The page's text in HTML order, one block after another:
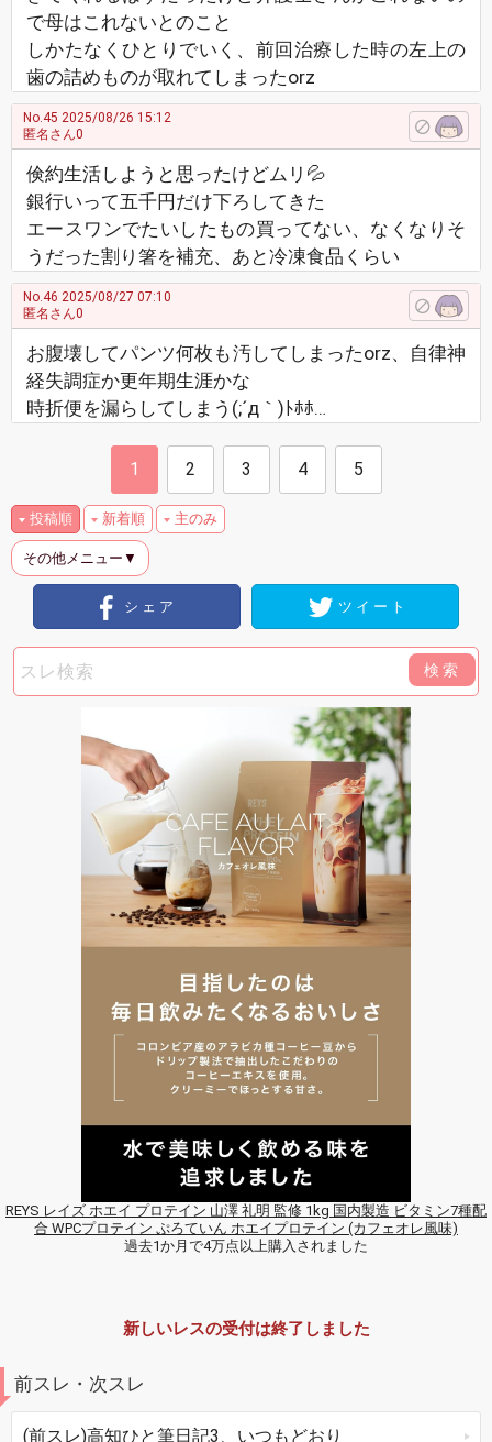
で母はこれないとのこと
しかたなくひとりでいく、前回治療した時の左上の
歯の詰めものが取れてしまったоrz
No.45 2025/08/26 15:12
匿名さん0
倹約生活しようと思ったけどムリ💦
銀行いって五千円だけ下ろしてきた
エースワンでたいしたもの買ってない、なくなりそ
うだった割り箸を補充、あと冷凍食品くらい
No.46 2025/08/27 07:10
匿名さん0
お腹壊してパンツ何枚も汚してしまったоrz、自律神
経失調症か更年期生涯かな
時折便を漏らしてしまう(;´д｀)ﾄﾎﾎ…
1 2 3 4 5
投稿順 新着順 主のみ
その他メニュー▼
シェア ツイート
検索
REYS レイズ ホエイ プロテイン 山澤 礼明 監修 1kg 国内製造 ビタミン7種配
合 WPCプロテイン ぷろていん ホエイプロテイン (カフェオレ風味)
過去1か月で4万点以上購入されました
新しいレスの受付は終了しました
前スレ・次スレ
(前スレ)高知ひと筆日記3、いつもどおり